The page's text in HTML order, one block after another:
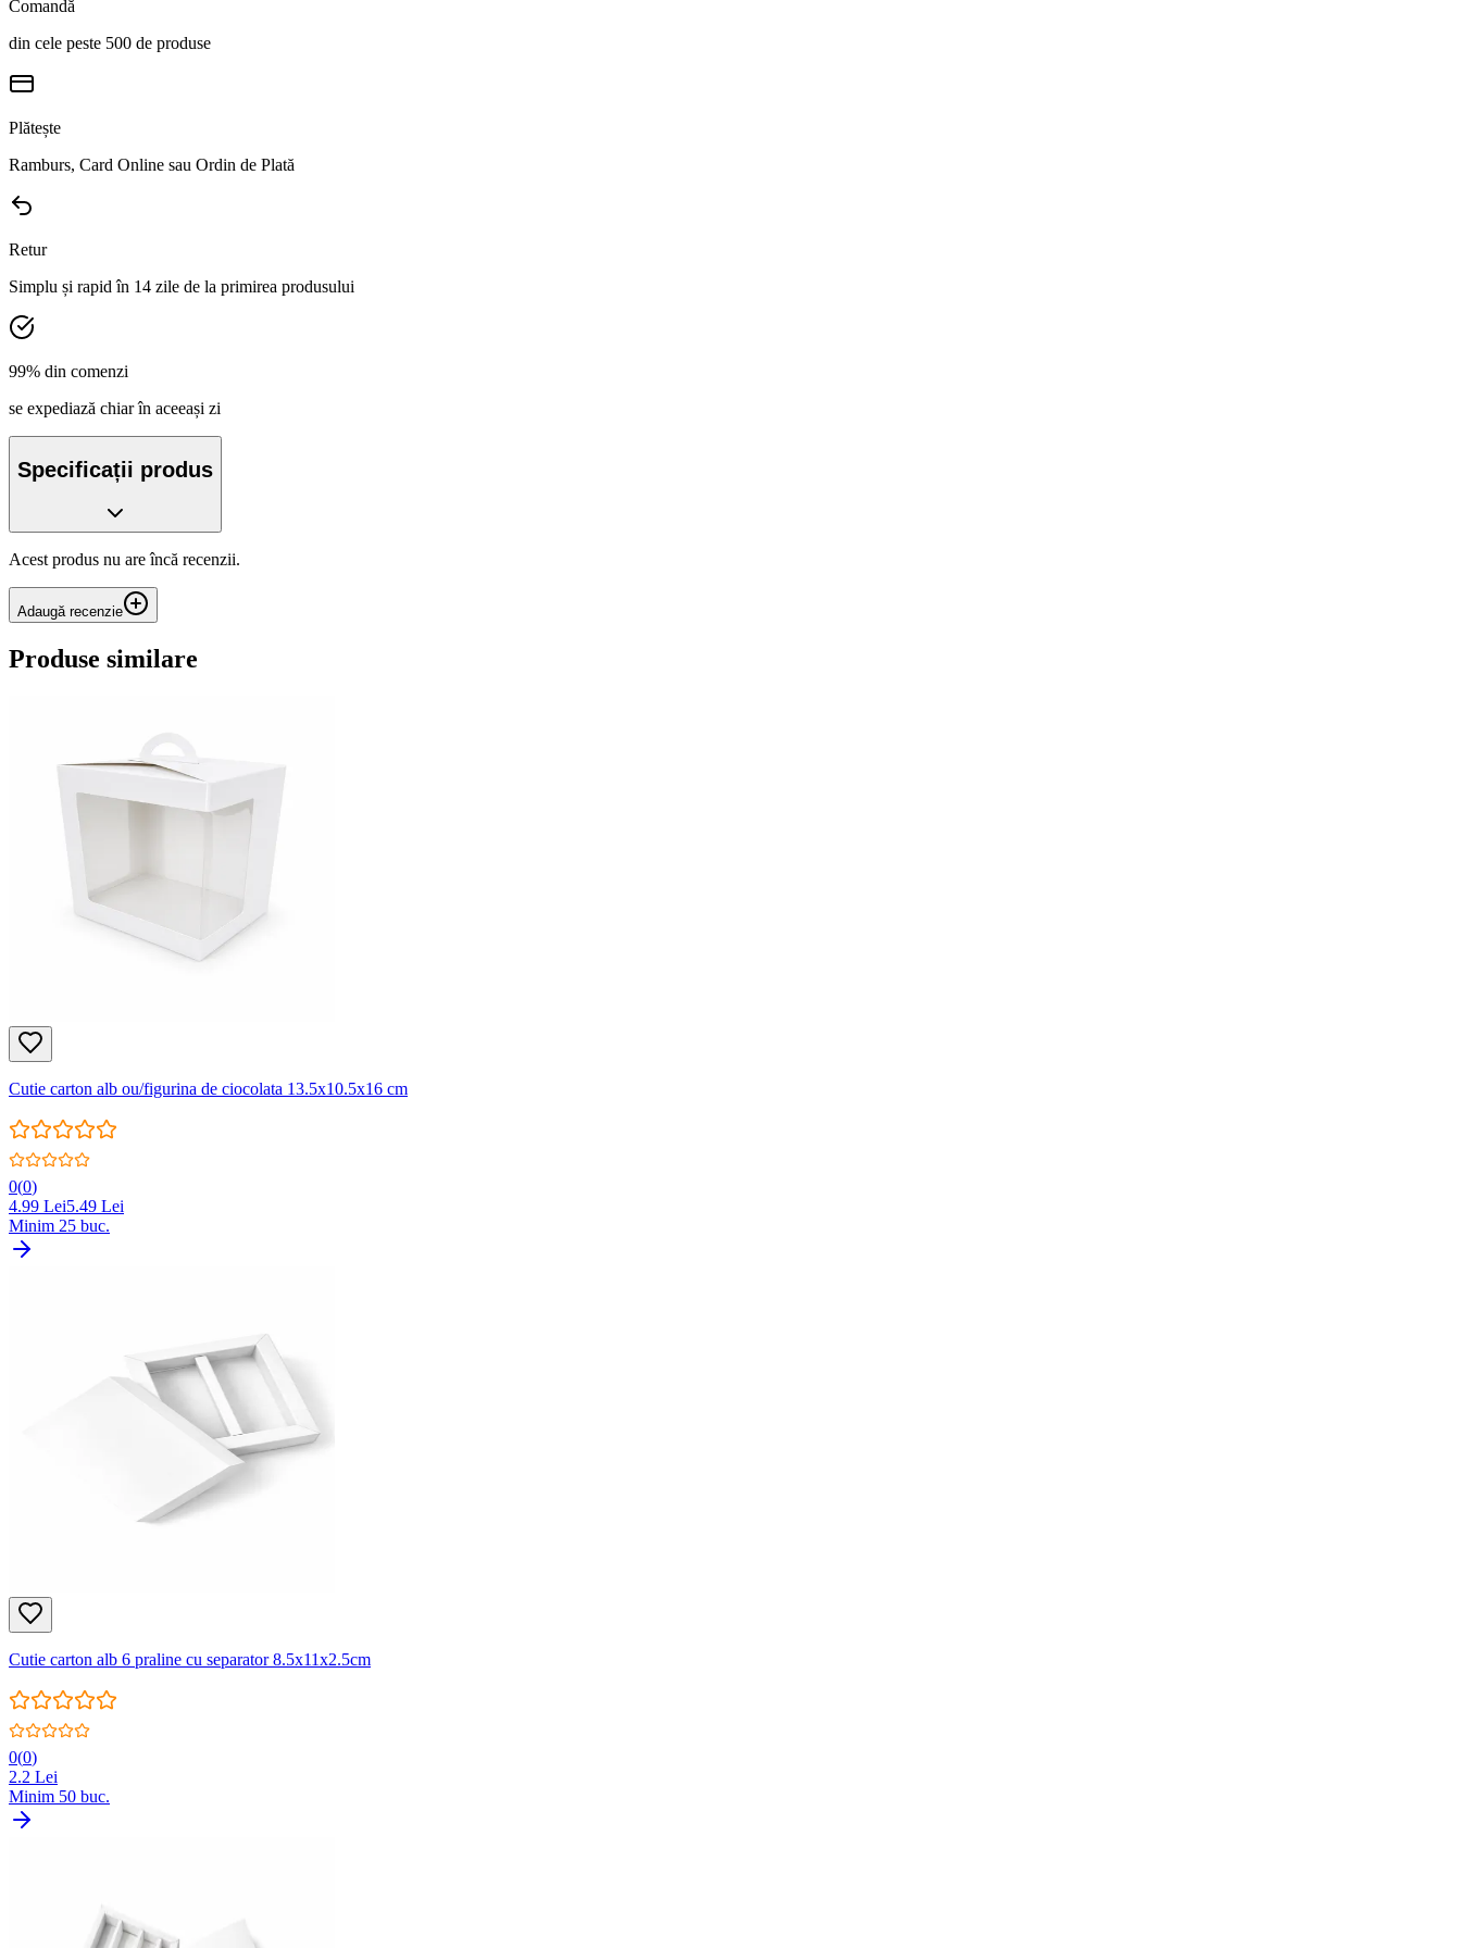
Comandă
din cele peste 500 de produse
Plătește
Ramburs, Card Online sau Ordin de Plată
Retur
Simplu și rapid în 14 zile de la primirea produsului
99% din comenzi
se expediază chiar în aceeași zi
Specificații produs
Acest produs nu are încă recenzii.
Adaugă recenzie
Produse similare
Cutie carton alb ou/figurina de ciocolata 13.5x10.5x16 cm
0(0)
4.99 Lei5.49 Lei
Minim 25 buc.
Cutie carton alb 6 praline cu separator 8.5x11x2.5cm
0(0)
2.2 Lei
Minim 50 buc.